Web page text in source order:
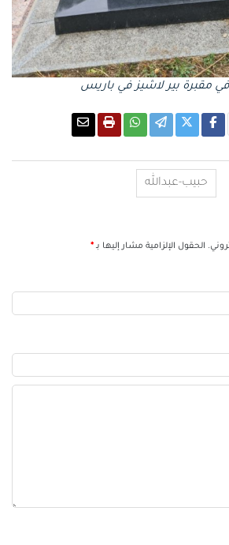
مقبرة بير لاشيز في باريس
حبيب-عبدالله
الحقول الإلزامية مشار إليها بـ*